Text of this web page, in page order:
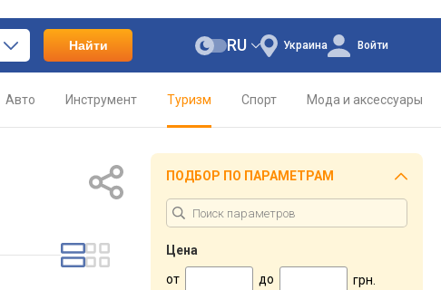
Найти Украина
RU Войти
Авто Инструмент Туризм Спорт Мода и аксессуары
ПОДБОР ПО ПАРАМЕТРАМ
Цена
от
до грн.